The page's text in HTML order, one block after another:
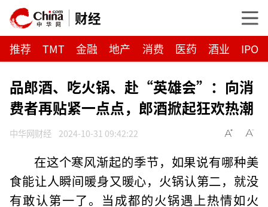
财经
推荐 TMT 金融 地产 消费 医药 酒业 IPO
品郎酒、吃火锅、赴“英雄会”：向消
费者再贴紧一点点，郎酒掀起狂欢热潮
中华网财经 2024-10-31 09:42:22
在这个寒风渐起的季节，如果说有哪种美
食能让人瞬间暖身又暖心，火锅认第二，就没
有敢认第一了。当成都的火锅遇上热情如火